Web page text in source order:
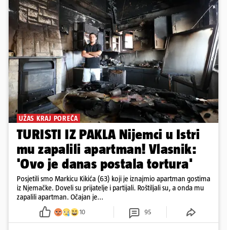
UŽAS KRAJ POREČA
TURISTI IZ PAKLA Nijemci u Istri
mu zapalili apartman! Vlasnik:
'Ovo je danas postala tortura'
Posjetili smo Markicu Kikića (63) koji je iznajmio apartman gostima
iz Njemačke. Doveli su prijatelje i partijali. Roštiljali su, a onda mu
zapalili apartman. Očajan je...
10 95